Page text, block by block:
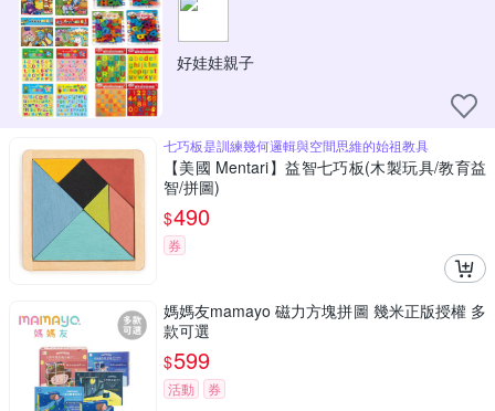
好娃娃親子
七巧板是訓練幾何邏輯與空間思維的始祖教具
【美國 Mentari】益智七巧板(木製玩具/教育益
智/拼圖)
$490
券
媽媽友mamayo 磁力方塊拼圖 幾米正版授權 多
款可選
$599
活動 券